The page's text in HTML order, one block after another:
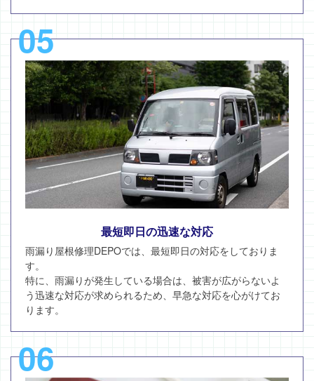
05
最短即日の迅速な対応
雨漏り屋根修理DEPOでは、最短即日の対応をしておりま
す。
特に、雨漏りが発生している場合は、被害が広がらないよ
う迅速な対応が求められるため、早急な対応を心がけてお
ります。
06